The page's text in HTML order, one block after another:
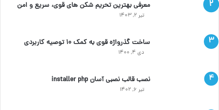
معرفی بهترین تحریم شکن های قوی، سریع و امن
تیر ۲, ۱۴۰۳
ساخت گذرواژه قوی به کمک ۱۰ توصیه کاربردی
دی ۴, ۱۴۰۰
نصب قالب نصبی آسان installer php
تیر ۶, ۱۴۰۲